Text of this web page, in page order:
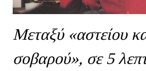
Μεταξύ «αστείου
σοβαρού», σε 5